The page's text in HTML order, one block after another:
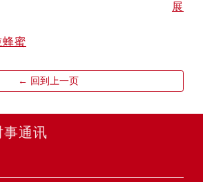
展
蜜
← 回到上一页
事通讯